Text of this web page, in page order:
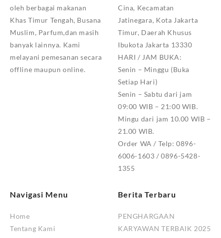
oleh berbagai makanan
Khas Timur Tengah, Busana
Muslim, Parfum,dan masih
banyak lainnya. Kami
melayani pemesanan secara
offline maupun online.
Cina, Kecamatan
Jatinegara, Kota Jakarta
Timur, Daerah Khusus
Ibukota Jakarta 13330
HARI / JAM BUKA:
Senin – Minggu (Buka
Setiap Hari)
Senin – Sabtu dari jam
09:00 WIB – 21:00 WIB.
Mingu dari jam 10.00 WIB –
21.00 WIB.
Order WA / Telp: 0896-
6006-1603 / 0896-5428-
1355
Navigasi Menu
Home
Tentang Kami
Berita Terbaru
PENGHARGAAN
KARYAWAN TERBAIK 2025